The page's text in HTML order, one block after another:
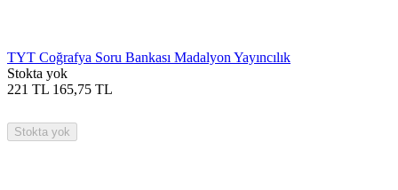
TYT Coğrafya Soru Bankası Madalyon Yayıncılık
Stokta yok
221 TL 165,75 TL
Stokta yok